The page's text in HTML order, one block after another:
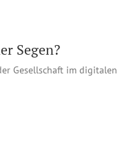
Segen?
Gesellschaft im